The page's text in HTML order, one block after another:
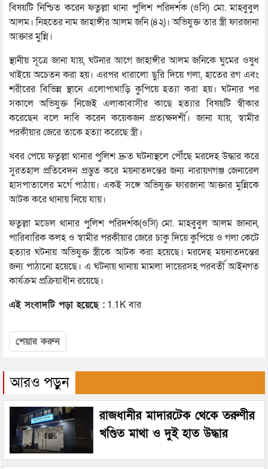
বিষয়টি নিশ্চিত করেন ফতুল্লা থানা পুলিশ পরিদর্শক (ওসি) মো. মাহবুবুল
আলম। নিহতের নাম জাহাঙ্গীর আলম জনি (৪২)। অভিযুক্ত তার স্ত্রী ফারজানা
আক্তার মুন্নি।
স্থানীয় সূত্রে জানা যায়, ঘটনার আগে জাহাঙ্গীর আলম জনিকে ঘুমের ওষুধ
খাইয়ে অচেতন করা হয়। এরপর ধারালো ছুরি দিয়ে গলা, হাতের রগ এবং
শরীরের বিভিন্ন স্থানে এলোপাথাড়ি কুপিয়ে হত্যা করা হয়। ঘটনার পর
সকালে অভিযুক্ত নিজেই এলাকাবাসীর কাছে হত্যার বিষয়টি স্বীকার
করেছেন বলে দাবি করেন কয়েকজন প্রত্যক্ষদর্শী। জানা যায়, স্বামীর
পরকীয়ার জেরে তাকে হত্যা করেছে স্ত্রী।
খবর পেয়ে ফতুল্লা থানার পুলিশ দ্রুত ঘটনাস্থলে পৌঁছে মরদেহ উদ্ধার করে
সুরতহাল প্রতিবেদন প্রস্তুত করে ময়নাতদন্তের জন্য নারায়ণগঞ্জ জেনারেল
হাসপাতালের মর্গে পাঠায়। একই সঙ্গে অভিযুক্ত ফারজানা আক্তার মুন্নিকে
আটক করে থানায় নিয়ে যায়।
ফতুল্লা মডেল থানার পুলিশ পরিদর্শক(ওসি) মো. মাহবুবুল আলম জানান,
পারিবারিক কলহ ও স্বামীর পরকীয়ার জেরে চাকু দিয়ে কুপিয়ে ও গলা কেটে
হত্যার ঘটনায় অভিযুক্ত স্ত্রীকে আটক করা হয়েছে। মরদেহ ময়নাতদন্তের
জন্য পাঠানো হয়েছে। এ ঘটনায় থানায় মামলা দায়েরসহ পরবর্তী আইনগত
কার্যক্রম প্রক্রিয়াধীন রয়েছে।
এই সংবাদটি পড়া হয়েছে : 1.1K বার
শেয়ার করুন
আরও পড়ুন
রাজধানীর মাদারটেক থেকে তরুণীর
খণ্ডিত মাথা ও দুই হাত উদ্ধার